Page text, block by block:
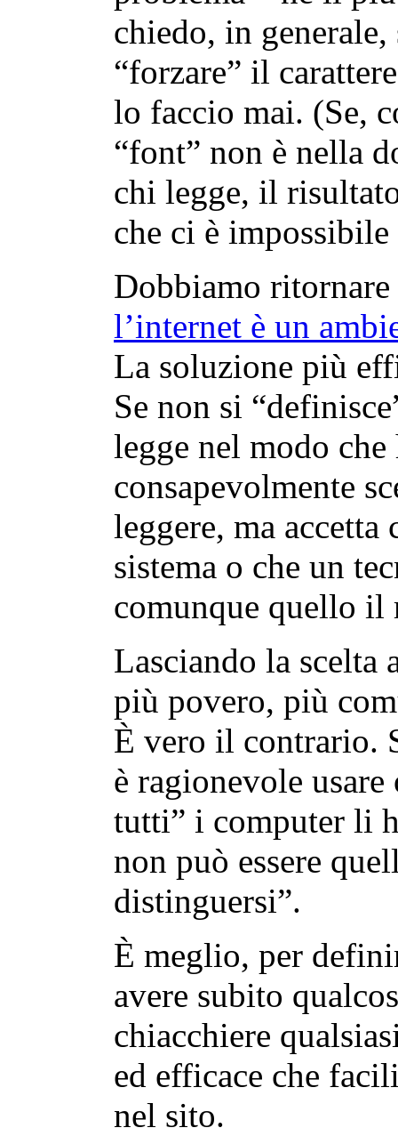
chiedo, in generale,
“forzare” il
lo faccio mai. (Se,
“font” non è nella
chi legge, il
che ci è
Dobbiamo
l’internet è un
La soluzione più
Se non si
legge nel modo che
consapevolmente
leggere, ma accetta
sistema o che un
comunque quello il
Lasciando la
più povero, più
È vero il contrario.
è ragionevole
tutti” i computer li
non può essere
distinguersi”.
È meglio, per
avere subito
chiacchiere
ed efficace che
nel sito.